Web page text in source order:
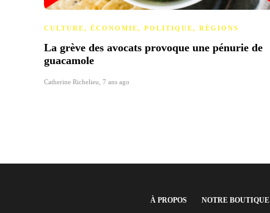
CULTURE, ÉCONOMIE, POLITIQUE, RÉGIONS
La grève des avocats provoque une pénurie de
guacamole
Catherine Richelieu 7 ans ago
À PROPOS NOTRE BOUTIQUE